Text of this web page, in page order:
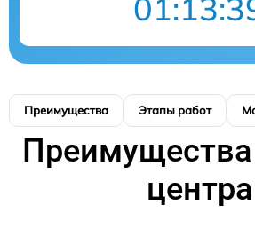
Преимущества Этапы работ
Преимущества
центра